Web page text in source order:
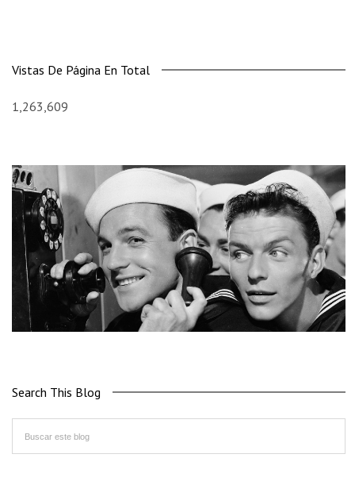
Vistas De Página En Total
1,263,609
Search This Blog